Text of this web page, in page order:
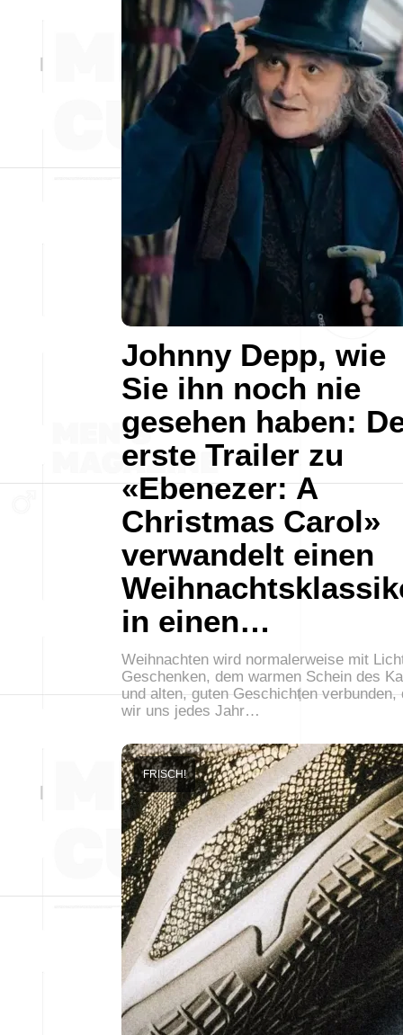
Johnny Depp, wie
Sie ihn noch nie
gesehen haben:
erste Trailer zu
«Ebenezer: A
Christmas Carol»
verwandelt einen
in einen…
Weihnachten wird normalerweise mit
Geschenken, dem warmen Schein des
und alten, guten Geschichten verbunden,
wir uns jedes Jahr…
FRISCH!